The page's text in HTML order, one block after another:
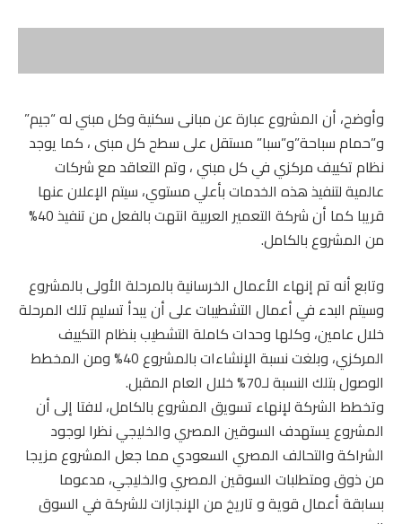
وأوضح، أن المشروع عبارة عن مبانى سكنية وكل مبني له “جيم”
و”حمام سباحة”و”سبا” مستقل على سطح كل مبنى ، كما يوجد
نظام تكييف مركزي في كل مبني ، وتم التعاقد مع شركات
عالمية لتنفيذ هذه الخدمات بأعلي مستوي، سيتم الإعلان عنها
قريبا كما أن شركة التعمير العربية انتهت بالفعل من تنفيذ 40%
من المشروع بالكامل.
وتابع أنه تم إنهاء الأعمال الخرسانية بالمرحلة الأولى بالمشروع
وسيتم البدء في أعمال التشطيبات على أن يبدأ تسليم تلك المرحلة
خلال عامين، وكلها وحدات كاملة التشطيب بنظام التكييف
المركزي، وبلغت نسبة الإنشاءات بالمشروع 40% ومن المخطط
الوصول بتلك النسبة لـ70% خلال العام المقبل.
وتخطط الشركة لإنهاء تسويق المشروع بالكامل، لافتا إلى أن
المشروع يستهدف السوقين المصري والخليجي نظرا لوجود
الشراكة والتحالف المصري السعودي مما جعل المشروع مزيجا
من ذوق ومتطلبات السوقين المصري والخليجي، مدعوما
بسابقة أعمال قوية و تاريخ من الإنجازات للشركة في السوق